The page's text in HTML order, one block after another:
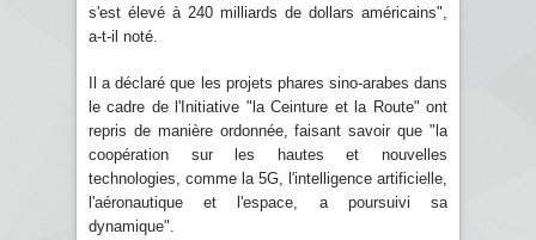
s'est élevé à 240 milliards de dollars américains",
a-t-il noté.
Il a déclaré que les projets phares sino-arabes dans
le cadre de l'Initiative "la Ceinture et la Route" ont
repris de manière ordonnée, faisant savoir que "la
coopération sur les hautes et nouvelles
technologies, comme la 5G, l'intelligence artificielle,
l'aéronautique et l'espace, a poursuivi sa
dynamique".